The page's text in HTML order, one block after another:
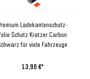
Ladekantenschutz-
Schutz Kratzer Carbon
für viele Fahrzeuge
13,90 €*